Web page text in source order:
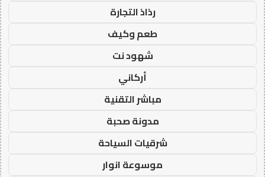
رذاذ التجارة
طعم وكيف
شهود نت
أركاني
مباشر التقنية
مدونة صحبة
شرقيات السياحة
موسوعة انوار